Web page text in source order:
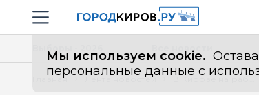
Навигация сайта
Мы используем cookie.
персональные данные с
Все новости
Главная Лента новостей